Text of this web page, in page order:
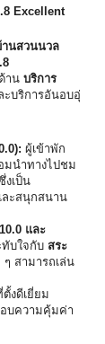
Excellent
นสวนนวล
าน บริการ
ะบริการอันอบอุ่
ผู้เข้าพัก
มนำทางไปชม
งเป็น
ละสนุกสนาน
และ
ทับใจกับ สระ
สามารถเล่น
ตั้งดีเยี่ยม
บความคุ้มค่า